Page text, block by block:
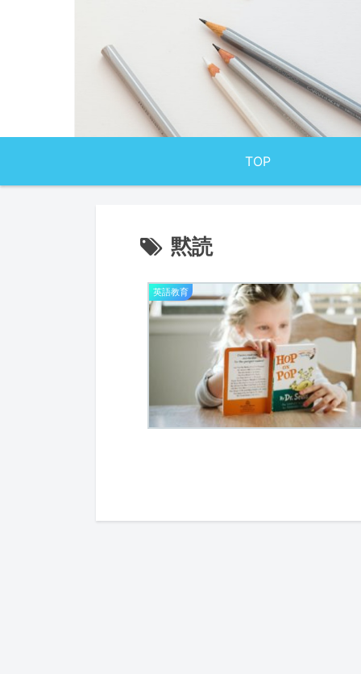
TOP
黙読
英語教育